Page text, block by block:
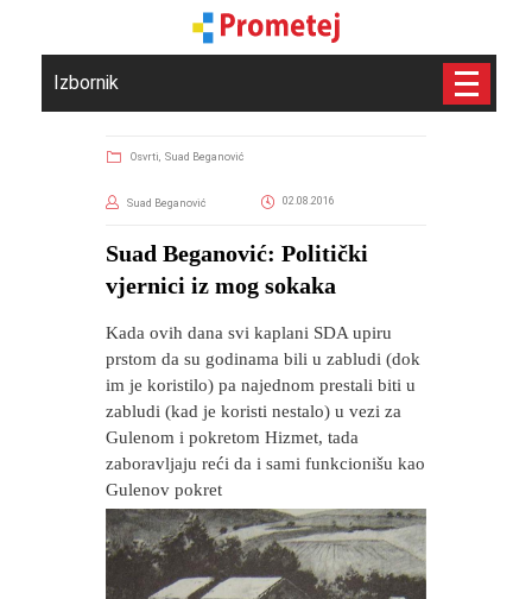
Izbornik
Osvrti, Suad Beganović
Suad Beganović 02.08.2016
Suad Beganović: Politički
vjernici iz mog sokaka
Kada ovih dana svi kaplani SDA upiru
prstom da su godinama bili u zabludi (dok
im je koristilo) pa najednom prestali biti u
zabludi (kad je koristi nestalo) u vezi za
Gulenom i pokretom Hizmet, tada
zaboravljaju reći da i sami funkcionišu kao
Gulenov pokret